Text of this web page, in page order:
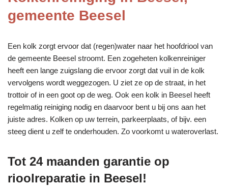
gemeente Beesel
Een kolk zorgt ervoor dat (regen)water naar het hoofdriool van
de gemeente Beesel stroomt. Een zogeheten kolkenreiniger
heeft een lange zuigslang die ervoor zorgt dat vuil in de kolk
vervolgens wordt weggezogen. U ziet ze op de straat, in het
trottoir of in een goot op de weg. Ook een kolk in Beesel heeft
regelmatig reiniging nodig en daarvoor bent u bij ons aan het
juiste adres. Kolken op uw terrein, parkeerplaats, of bijv. een
steeg dient u zelf te onderhouden. Zo voorkomt u wateroverlast.
Tot 24 maanden garantie op
rioolreparatie in Beesel!